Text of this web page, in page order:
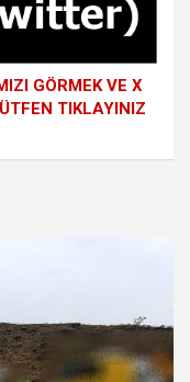
GÖRMEK VE X
TIKLAYINIZ